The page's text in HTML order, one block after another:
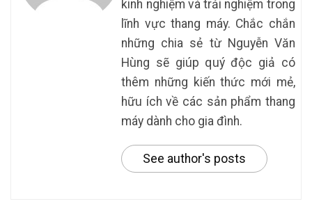
kinh nghiệm và trải nghiệm trong
lĩnh vực thang máy. Chắc chắn
những chia sẻ từ Nguyễn Văn
Hùng sẽ giúp quý độc giả có
thêm những kiến thức mới mẻ,
hữu ích về các sản phẩm thang
máy dành cho gia đình.
See author's posts